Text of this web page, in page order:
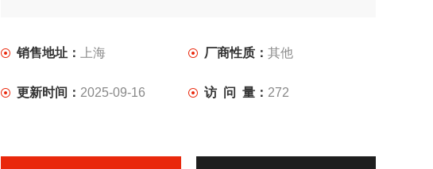
销售地址： 上海 厂商性质：其他
更新时间： 2025-09-16 访 问 量： 272